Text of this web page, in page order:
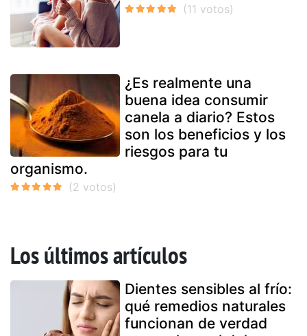
¿Es realmente una
buena idea consumir
canela a diario? Estos
son los beneficios y los
riesgos para tu
organismo.
Los últimos artículos
Dientes sensibles al frío:
qué remedios naturales
funcionan de verdad